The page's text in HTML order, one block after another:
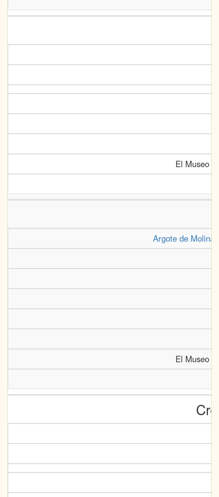
El Museo
Argote de Molina
El Museo